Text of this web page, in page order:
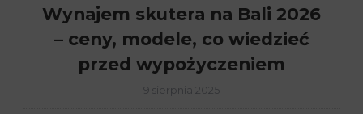
Wynajem skutera na Bali 2026
– ceny, modele, co wiedzieć
przed wypożyczeniem
9 sierpnia 2025